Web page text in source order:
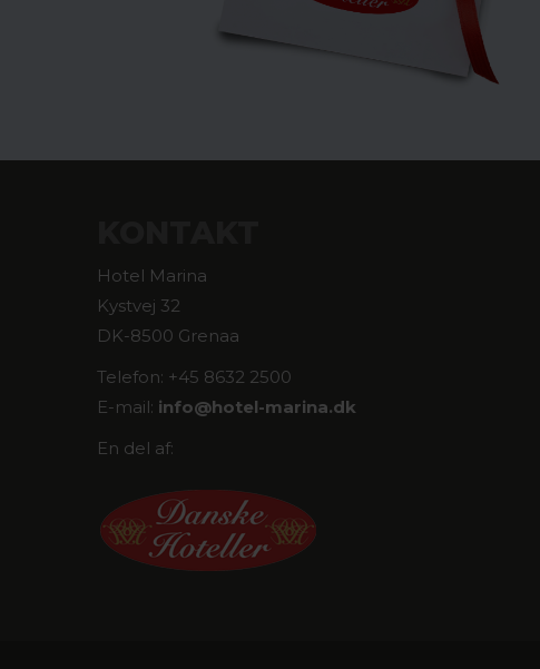
Hotel Marina
Kystvej 32
DK-8500 Grenaa
Telefon: +45 8632 2500
E-mail: info@hotel-marina.dk
En del af: